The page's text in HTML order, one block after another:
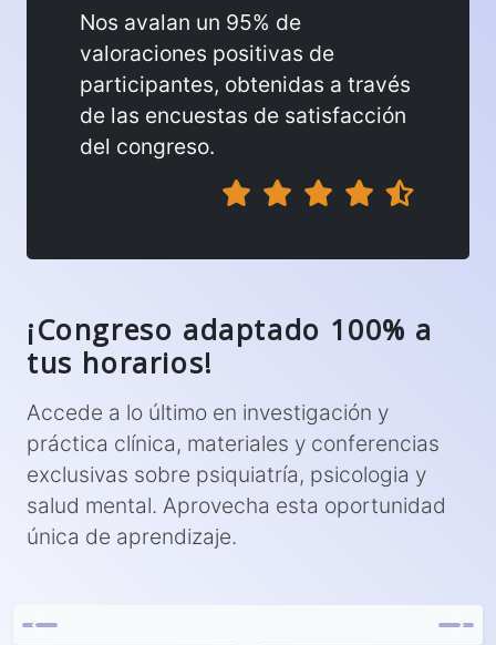
Nos avalan un 95% de
valoraciones positivas de
participantes, obtenidas a través
de las encuestas de satisfacción
del congreso.
¡Congreso adaptado 100% a
tus horarios!
Accede a lo último en investigación y
práctica clínica, materiales y conferencias
exclusivas sobre psiquiatría, psicologia y
salud mental. Aprovecha esta oportunidad
única de aprendizaje.